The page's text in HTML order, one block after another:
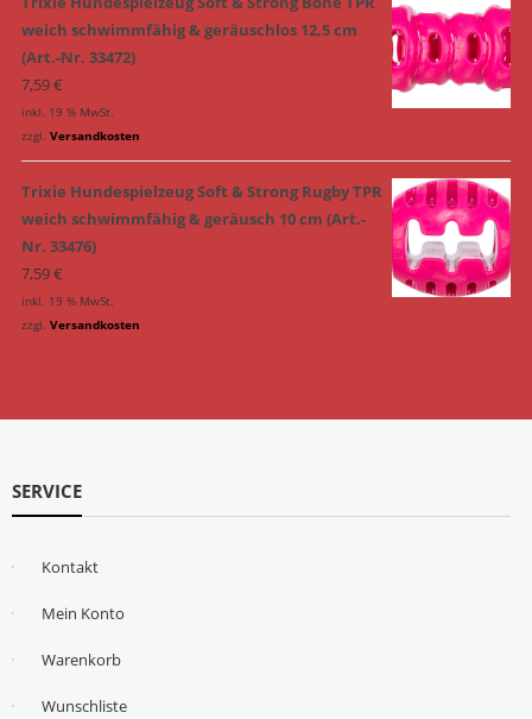
weich schwimmfähig & geräuschlos 12,5 cm
(Art.-Nr. 33472)
7,59€
inkl. 19 % MwSt.
zzgl. Versandkosten
Trixie Hundespielzeug Soft & Strong Rugby TPR
weich schwimmfähig & geräusch 10 cm (Art.-
Nr. 33476)
7,59€
inkl. 19 % MwSt.
zzgl. Versandkosten
SERVICE
Kontakt
Mein Konto
Warenkorb
Wunschliste